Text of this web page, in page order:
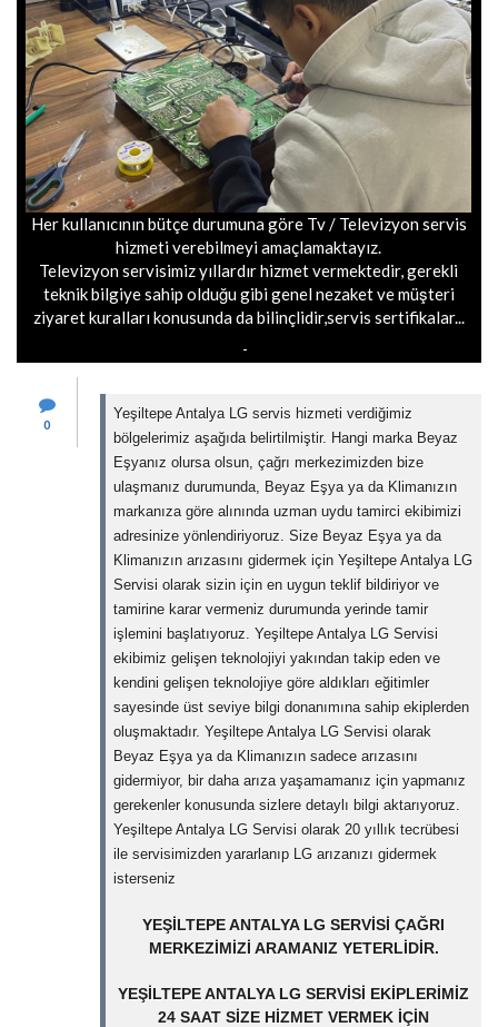
Her kullanıcının bütçe durumuna göre Tv / Televizyon servis
hizmeti verebilmeyi amaçlamaktayız.
Televizyon servisimiz yıllardır hizmet vermektedir, gerekli
teknik bilgiye sahip olduğu gibi genel nezaket ve müşteri
ziyaret kuralları konusunda da bilinçlidir,servis sertifikalar...
0
Yeşiltepe Antalya LG servis hizmeti verdiğimiz
bölgelerimiz aşağıda belirtilmiştir. Hangi marka Beyaz
Eşyanız olursa olsun, çağrı merkezimizden bize
ulaşmanız durumunda, Beyaz Eşya ya da Klimanızın
markanıza göre alınında uzman uydu tamirci ekibimizi
adresinize yönlendiriyoruz. Size Beyaz Eşya ya da
Klimanızın arızasını gidermek için Yeşiltepe Antalya LG
Servisi olarak sizin için en uygun teklif bildiriyor ve
tamirine karar vermeniz durumunda yerinde tamir
işlemini başlatıyoruz. Yeşiltepe Antalya LG Servisi
ekibimiz gelişen teknolojiyi yakından takip eden ve
kendini gelişen teknolojiye göre aldıkları eğitimler
sayesinde üst seviye bilgi donanımına sahip ekiplerden
oluşmaktadır. Yeşiltepe Antalya LG Servisi olarak
Beyaz Eşya ya da Klimanızın sadece arızasını
gidermiyor, bir daha arıza yaşamamanız için yapmanız
gerekenler konusunda sizlere detaylı bilgi aktarıyoruz.
Yeşiltepe Antalya LG Servisi olarak 20 yıllık tecrübesi
ile servisimizden yararlanıp LG arızanızı gidermek
isterseniz
YEŞILTEPE ANTALYA LG SERVISI ÇAĞRI
MERKEZIMIZI ARAMANIZ YETERLIDIR.
YEŞILTEPE ANTALYA LG SERVISI EKIPLERIMIZ
24 SAAT SIZE HIZMET VERMEK IÇIN